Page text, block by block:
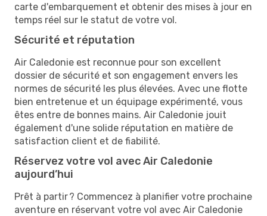
carte d'embarquement et obtenir des mises à jour en
temps réel sur le statut de votre vol.
Sécurité et réputation
Air Caledonie est reconnue pour son excellent
dossier de sécurité et son engagement envers les
normes de sécurité les plus élevées. Avec une flotte
bien entretenue et un équipage expérimenté, vous
êtes entre de bonnes mains. Air Caledonie jouit
également d'une solide réputation en matière de
satisfaction client et de fiabilité.
Réservez votre vol avec Air Caledonie
aujourd’hui
Prêt à partir ? Commencez à planifier votre prochaine
aventure en réservant votre vol avec Air Caledonie